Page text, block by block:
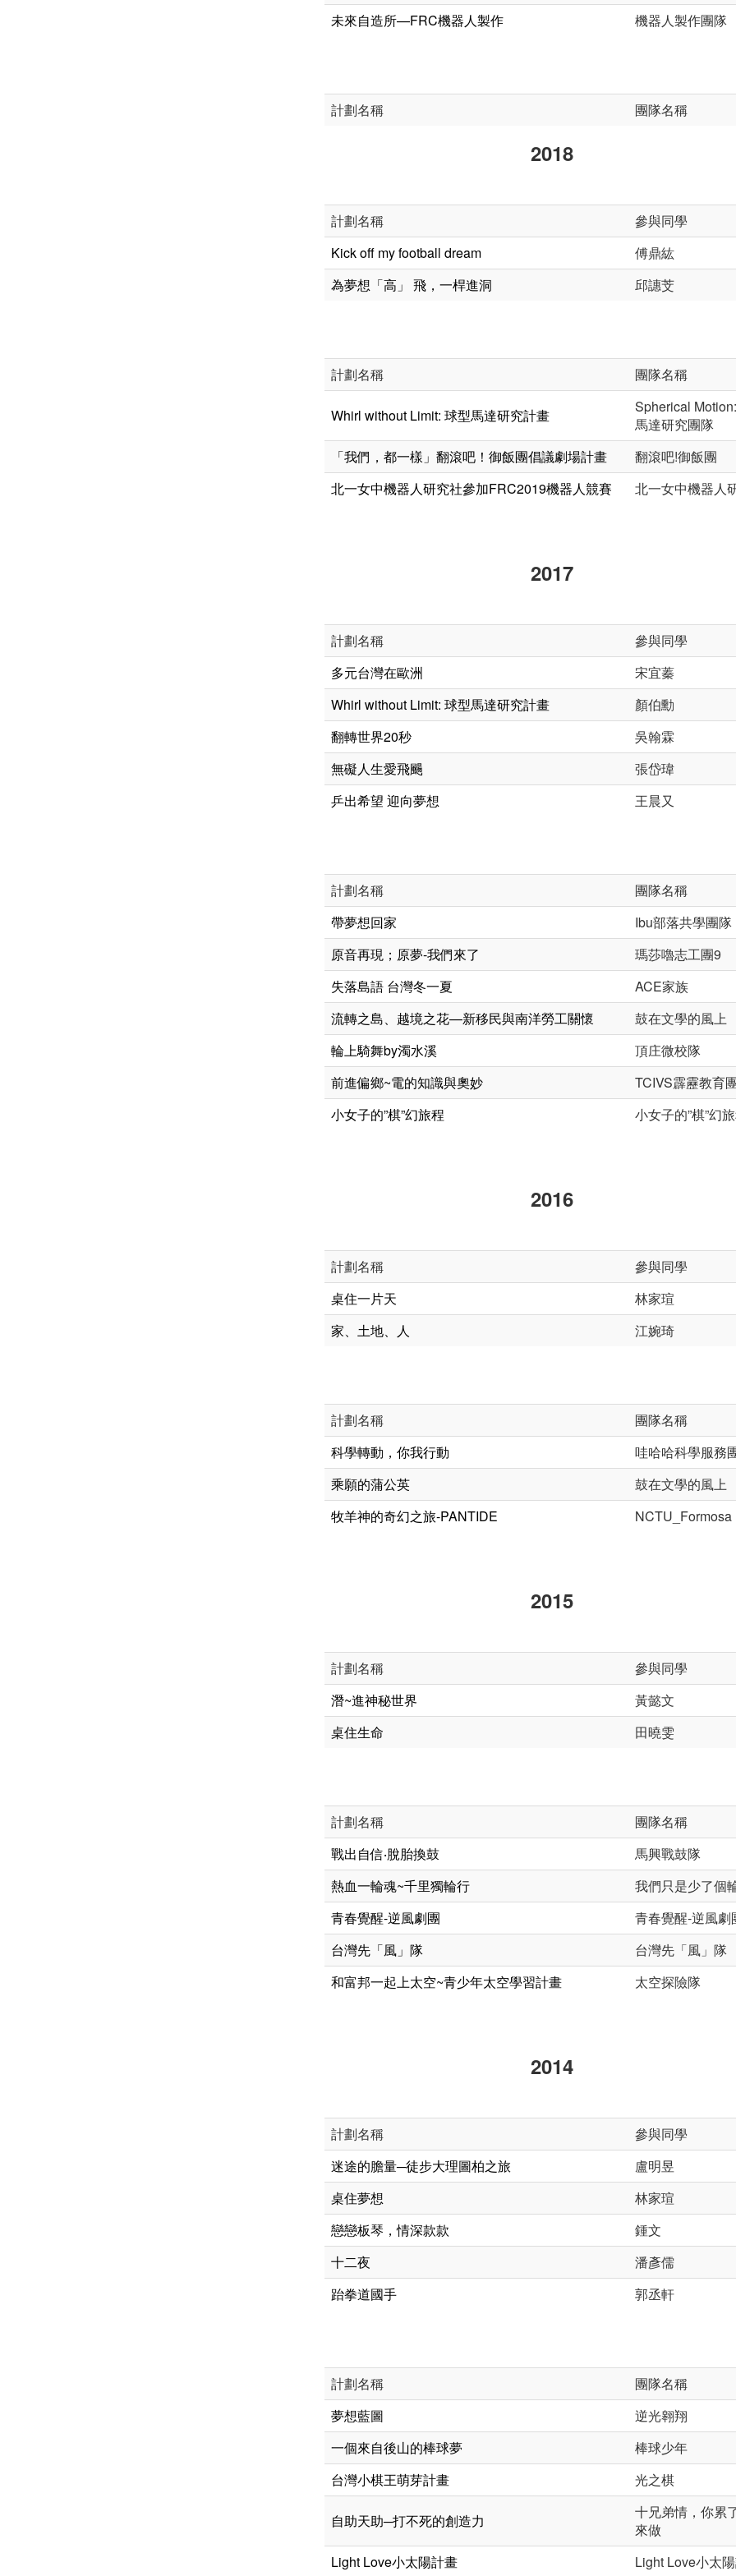
未來自造所—FRC機器人製作 機器人製作團隊
計劃名稱 團隊名稱
2018
計劃名稱
參與同學
Kick off my football dream
傅鼎紘
為夢想「高」 飛，一桿進洞
邱譓芠
計劃名稱 團隊名稱
Whirl without Limit: 球型馬達研究計畫
Spherical
馬達研究團隊
「我們，都一樣」翻滾吧！御飯團倡議劇場計畫
翻滾吧!御飯團
北一女中機器人研究社參加FRC2019機器人競賽
北一女中機器人
2017
計劃名稱
參與同學
多元台灣在歐洲
宋宜蓁
Whirl without Limit: 球型馬達研究計畫
顏伯勳
翻轉世界20秒
吳翰霖
無礙人生愛飛颺
張岱瑋
乒出希望 迎向夢想
王晨又
計劃名稱
團隊名稱
帶夢想回家
Ibu部落共學團隊
原音再現；原夢-我們來了
瑪莎嚕志工團9
失落島語 台灣冬一夏
ACE家族
流轉之島、越境之花—新移民與南洋勞工關懷
鼓在文學的風上
輪上騎舞by濁水溪
頂庄微校隊
前進偏鄉~電的知識與奧妙
TCIVS霹靂教育
小女子的”棋”幻旅程
小女子的”棋”幻
2016
計劃名稱
參與同學
桌住一片天
林家瑄
家、土地、人
江婉琦
計劃名稱
團隊名稱
科學轉動，你我行動
哇哈哈科學服務
乘願的蒲公英
鼓在文學的風上
牧羊神的奇幻之旅-PANTIDE
NCTU_Formosa
2015
計劃名稱
參與同學
潛~進神秘世界
黃懿文
桌住生命
田曉雯
計劃名稱
團隊名稱
戰出自信‧脫胎換鼓
馬興戰鼓隊
熱血一輪魂~千里獨輪行
我們只是少了個
青春覺醒-逆風劇團
青春覺醒-逆風劇
台灣先「風」隊
台灣先「風」隊
和富邦一起上太空~青少年太空學習計畫
太空探險隊
2014
計劃名稱
參與同學
迷途的膽量─徒步大理圖柏之旅
盧明昱
桌住夢想
林家瑄
戀戀板琴，情深款款
鍾文
十二夜
潘彥儒
跆拳道國手
郭丞軒
計劃名稱
團隊名稱
夢想藍圖
逆光翱翔
一個來自後山的棒球夢
棒球少年
台灣小棋王萌芽計畫
光之棋
自助天助─打不死的創造力
十兄弟情，你累
來做
Light Love小太陽計畫
Light Love小太